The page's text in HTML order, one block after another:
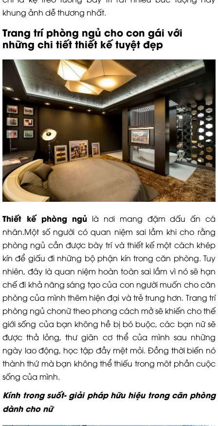
khung ảnh dễ thương nhất.
Trang trí phòng ngủ cho con gái với
những chi tiết thiết kế tuyệt đẹp
Thiết kế phòng ngủ là nơi mang đậm dấu ấn cá
nhân.Một số người có quan niệm sai lầm khi cho rằng
phòng ngủ cần được bày trí và thiết kế một cách khép
kín để giấu đi những bộ phận kín trong căn phòng. Tuy
nhiên, đây là quan niệm hoàn toàn sai lầm vì nó sẽ hạn
chế đi khả năng sáng tạo của con người muốn cho căn
phòng của mình thêm hiện đại và trẻ trung hơn. Trang trí
phòng ngủ chonữ theo phong cách mở sẽ khiến cho thế
giới sống của bạn không hề bị bó buộc, các bạn nữ sẽ
được thả lỏng, thư giãn cơ thể của mình sau những
ngày lao động, học tập đầy mệt mỏi. Đồng thời biến nó
thành thứ mà bạn không thể thiếu trong môt phần cuộc
sống của mình.
Kính trong suốt- giải pháp hữu hiệu trong căn phòng
dành cho nữ